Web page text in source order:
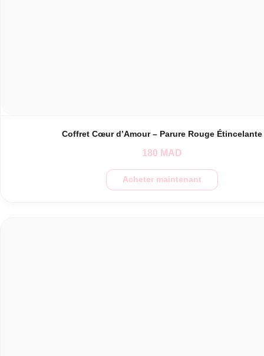
Coffret Cœur d’Amour – Parure Rouge Étincelante
180 MAD
Acheter maintenant